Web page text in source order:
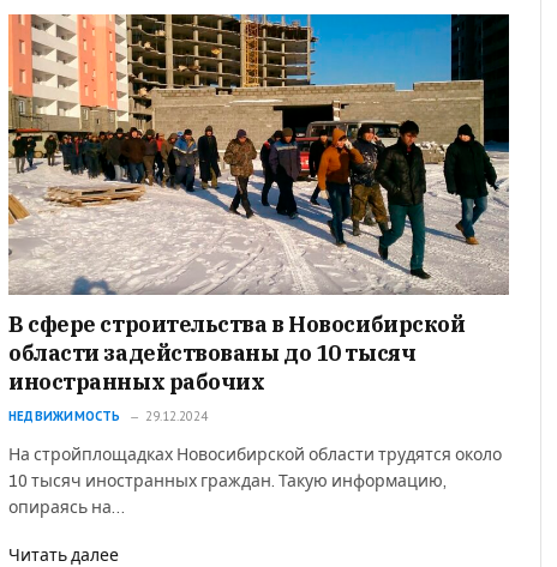
В сфере строительства в Новосибирской
области задействованы до 10 тысяч
иностранных рабочих
НЕДВИЖИМОСТЬ 29.12.2024
На стройплощадках Новосибирской области трудятся около
10 тысяч иностранных граждан. Такую информацию,
опираясь на…
Читать далее